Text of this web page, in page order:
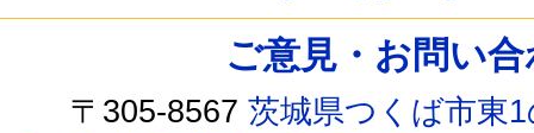
ご意見・お問い
〒305-8567茨城県つくば市東